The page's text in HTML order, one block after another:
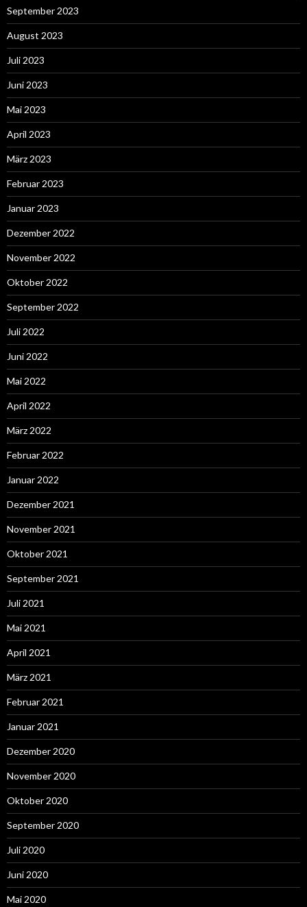
September 2023
August 2023
Juli 2023
Juni 2023
Mai 2023
April 2023
März 2023
Februar 2023
Januar 2023
Dezember 2022
November 2022
Oktober 2022
September 2022
Juli 2022
Juni 2022
Mai 2022
April 2022
März 2022
Februar 2022
Januar 2022
Dezember 2021
November 2021
Oktober 2021
September 2021
Juli 2021
Mai 2021
April 2021
März 2021
Februar 2021
Januar 2021
Dezember 2020
November 2020
Oktober 2020
September 2020
Juli 2020
Juni 2020
Mai 2020